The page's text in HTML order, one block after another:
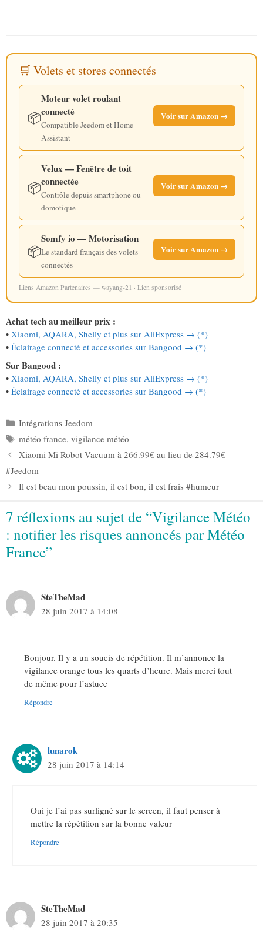
🛒 Volets et stores connectés
📦
Moteur volet roulant
connecté
Compatible Jeedom et Home
Assistant
Voir sur Amazon →
📦
Velux — Fenêtre de toit
connectée
Contrôle depuis smartphone ou
domotique
Voir sur Amazon →
📦
Somfy io — Motorisation
Le standard français des volets
connectés
Voir sur Amazon →
Liens Amazon Partenaires — wayang-21 · Lien sponsorisé
Achat tech au meilleur prix :
• Xiaomi, AQARA, Shelly et plus sur AliExpress → (*)
• Éclairage connecté et accessories sur Bangood → (*)
Sur Bangood :
• Xiaomi, AQARA, Shelly et plus sur AliExpress → (*)
• Éclairage connecté et accessories sur Bangood → (*)
Catégories
Intégrations Jeedom
Étiquettes
météo france, vigilance météo
Xiaomi Mi Robot Vacuum à 266.99€ au lieu de 284.79€
#Jeedom
Il est beau mon poussin, il est bon, il est frais #humeur
7 réflexions au sujet de “Vigilance Météo
: notifier les risques annoncés par Météo
France”
SteTheMad
28 juin 2017 à 14:08
Bonjour. Il y a un soucis de répétition. Il m’annonce la
vigilance orange tous les quarts d’heure. Mais merci tout
de même pour l’astuce
Répondre
lunarok
28 juin 2017 à 14:14
Oui je l’ai pas surligné sur le screen, il faut penser à
mettre la répétition sur la bonne valeur
Répondre
SteTheMad
28 juin 2017 à 20:35